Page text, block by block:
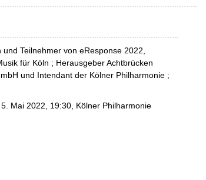
Teilnehmer von eResponse 2022,
für Köln ; Herausgeber Achtbrücken
und Intendant der Kölner Philharmonie ;
Mai 2022, 19:30, Kölner Philharmonie